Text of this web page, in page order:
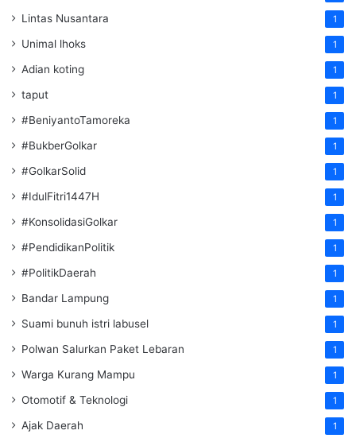
Lintas Nusantara 1
Unimal lhoks 1
Adian koting 1
taput 1
#BeniyantoTamoreka 1
#BukberGolkar 1
#GolkarSolid 1
#IdulFitri1447H 1
#KonsolidasiGolkar 1
#PendidikanPolitik 1
#PolitikDaerah 1
Bandar Lampung 1
Suami bunuh istri labusel 1
Polwan Salurkan Paket Lebaran 1
Warga Kurang Mampu 1
Otomotif & Teknologi 1
Ajak Daerah 1